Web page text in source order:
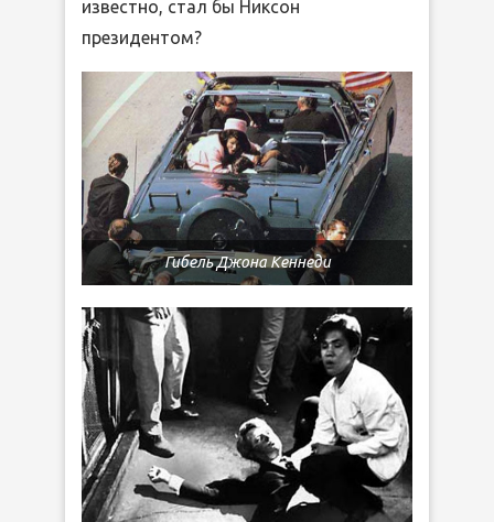
известно, стал бы Никсон
президентом?
Гибель Джона Кеннеди